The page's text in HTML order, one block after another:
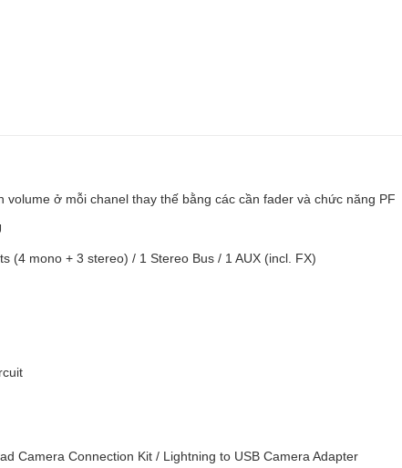
ở mỗi chanel thay thế bằng các cần fader và chức năng PF
(4 mono + 3 stereo) / 1 Stereo Bus / 1 AUX (incl. FX)
Camera Connection Kit / Lightning to USB Camera Adapter